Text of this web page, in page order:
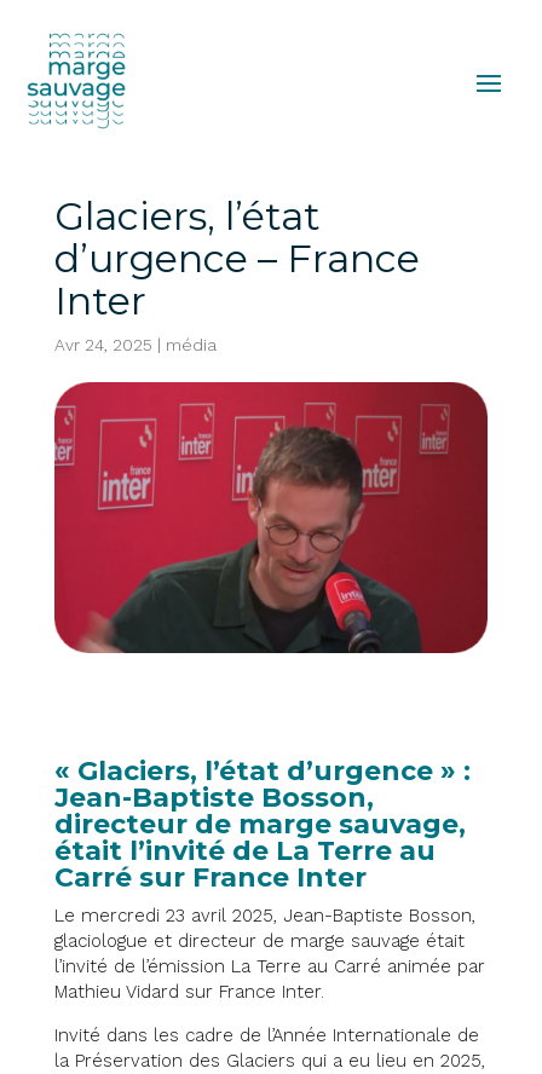
Glaciers, l’état
d’urgence – France
Inter
Avr 24, 2025 | média
« Glaciers, l’état d’urgence » :
Jean-Baptiste Bosson,
directeur de marge sauvage,
était l’invité de La Terre au
Carré sur France Inter
Le mercredi 23 avril 2025, Jean-Baptiste Bosson,
glaciologue et directeur de marge sauvage était
l’invité de l’émission La Terre au Carré animée par
Mathieu Vidard sur France Inter.
Invité dans les cadre de l’Année Internationale de
la Préservation des Glaciers qui a eu lieu en 2025,